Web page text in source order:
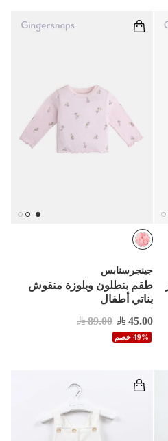
جينجرسنابس
طقم بنطلون وبلوزة منقوش
بناتي أطفال
45.00
89.00
49% خصم